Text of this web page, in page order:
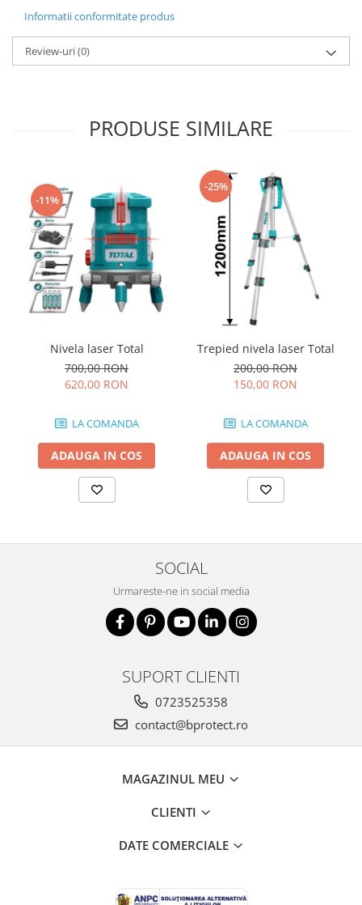
Informatii conformitate produs
Review-uri(0)
PRODUSE SIMILARE
-11%
Nivela laser Total
700,00 RON
620,00 RON
LA COMANDA
ADAUGA IN COS
-25%
Trepied nivela laser Total
200,00 RON
150,00 RON
LA COMANDA
ADAUGA IN COS
SOCIAL
Urmareste-ne in social media
SUPORT CLIENTI
0723525358
contact@bprotect.ro
MAGAZINUL MEU
CLIENTI
DATE COMERCIALE